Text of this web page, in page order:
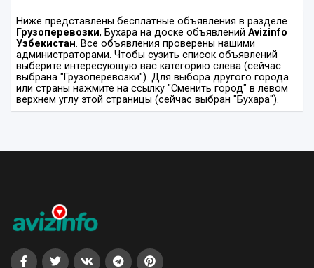
Ниже представлены бесплатные объявления в разделе
Грузоперевозки, Бухара на доске объявлений Avizinfo
Узбекистан. Все объявления проверены нашими
администраторами. Чтобы сузить список объявлений
выберите интересующую вас категорию слева (сейчас
выбрана "Грузоперевозки"). Для выбора другого города
или страны нажмите на ссылку "Сменить город" в левом
верхнем углу этой страницы (сейчас выбран "Бухара").